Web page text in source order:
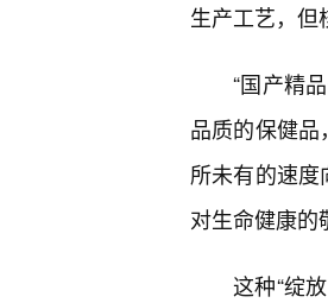
生产工艺，但
“国产精
品质的保健
所未有的速
对生命健康的
这种“绽